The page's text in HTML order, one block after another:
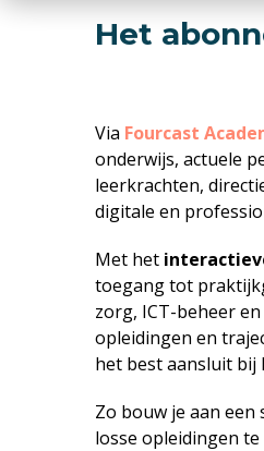
Het
Via Fourcast
onderwijs, actuele
leerkrachten,
digitale en
Met het
toegang tot
zorg, ICT-beheer
opleidingen en
het best aansluit bij
Zo bouw je aan
losse opleidingen